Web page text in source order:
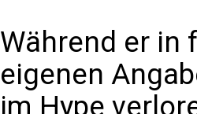
Während er in
eigenen
im Hype